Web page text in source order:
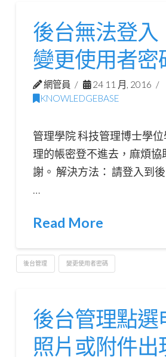
後台無法登入
變更使用者密
網管員
24 11 月, 2016
KNOWLEDGEBASE
管理學院 科技管理博士學
理的帳密登不進去，麻煩協
謝。 解決方法： 請登入到
…
Read More
後台管理 變更使用者密碼
後台管理點選
照片或附件出